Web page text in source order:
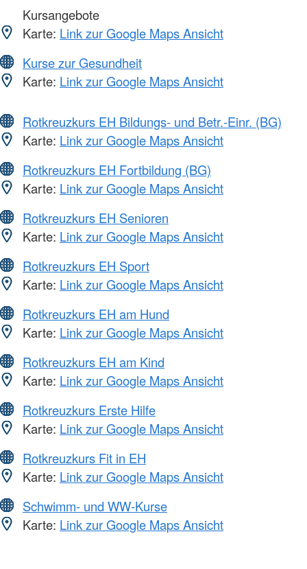
Kursangebote
Karte: Link zur Google Maps Ansicht
Kurse zur Gesundheit
Karte: Link zur Google Maps Ansicht
Rotkreuzkurs EH Bildungs- und Betr.-Einr. (BG)
Karte: Link zur Google Maps Ansicht
Rotkreuzkurs EH Fortbildung (BG)
Karte: Link zur Google Maps Ansicht
Rotkreuzkurs EH Senioren
Karte: Link zur Google Maps Ansicht
Rotkreuzkurs EH Sport
Karte: Link zur Google Maps Ansicht
Rotkreuzkurs EH am Hund
Karte: Link zur Google Maps Ansicht
Rotkreuzkurs EH am Kind
Karte: Link zur Google Maps Ansicht
Rotkreuzkurs Erste Hilfe
Karte: Link zur Google Maps Ansicht
Rotkreuzkurs Fit in EH
Karte: Link zur Google Maps Ansicht
Schwimm- und WW-Kurse
Karte: Link zur Google Maps Ansicht